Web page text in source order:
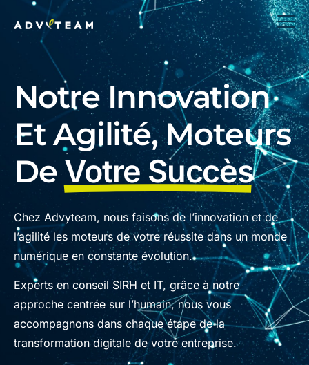
Notre Innovation
Et Agilité, Moteurs
De Votre Succès
Chez Advyteam, nous faisons de l’innovation et de
l’agilité les moteurs de votre réussite dans un monde
numérique en constante évolution.
Experts en conseil SIRH et IT, grâce à notre
approche centrée sur l’humain, nous vous
accompagnons dans chaque étape de la
transformation digitale de votre entreprise.